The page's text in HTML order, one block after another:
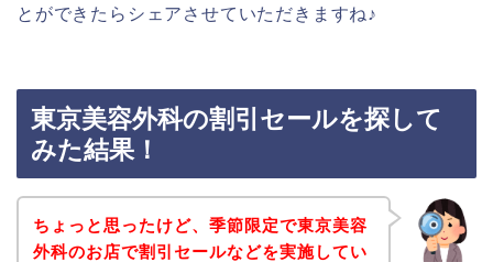
とができたらシェアさせていただきますね♪
東京美容外科の割引セールを探して
みた結果！
ちょっと思ったけど、季節限定で東京美容
外科のお店で割引セールなどを実施してい